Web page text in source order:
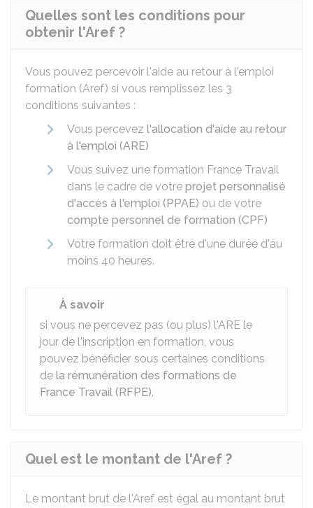
Quelles sont les conditions pour
obtenir l'Aref ?
Vous pouvez percevoir l'aide au retour à l'emploi
formation (Aref) si vous remplissez les 3
conditions suivantes :
Vous percevez l'allocation d'aide au retour
à l'emploi (ARE)
Vous suivez une formation France Travail
dans le cadre de votre projet personnalisé
d'accès à l'emploi (PPAE) ou de votre
compte personnel de formation (CPF)
Votre formation doit être d'une durée d'au
moins 40 heures.
À savoir
si vous ne percevez pas (ou plus) l'ARE le
jour de l'inscription en formation, vous
pouvez bénéficier sous certaines conditions
de la rémunération des formations de
France Travail (RFPE).
Quel est le montant de l'Aref ?
Le montant brut de l'Aref est égal au montant brut